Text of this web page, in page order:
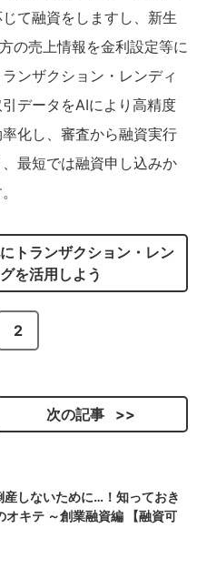
て融資をしますし、新生
の売上情報を金利設定等に
ンザクション・レンディ
データをAIにより高精度
化し、審査から融資実行
最短では融資申し込みか
トランザクション・レン
を活用しよう
2
次の記事
しないために…！知っておき
オキテ ～創業融資編 【融資可